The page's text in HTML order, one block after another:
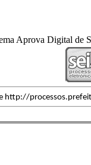
Aprova Digital de
http://